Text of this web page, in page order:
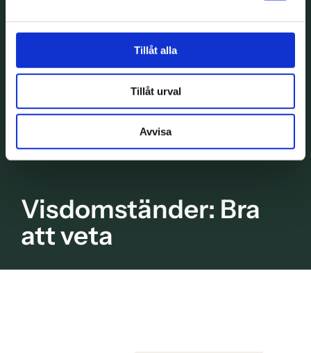
Tillåt alla
Tillåt urval
Avvisa
Visdomständer: Bra
att veta